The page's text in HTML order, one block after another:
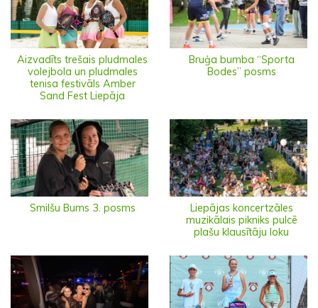
Aizvadīts trešais pludmales
volejbola un pludmales
tenisa festivāls Amber
Sand Fest Liepāja
Bruģa bumba “Sporta
Bodes” posms
Smilšu Bums 3. posms
Liepājas koncertzāles
muzikālais pikniks pulcē
plašu klausītāju loku